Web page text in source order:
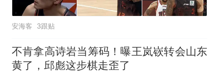
佛山一中学招聘物理教师，笔
试前13名均遭淘汰？教育局：
核查
全部作废，公平么？
安海客 3跟贴
不肯拿高诗岩当筹码！曝王岚嵚转会山东
黄了，邱彪这步棋走歪了